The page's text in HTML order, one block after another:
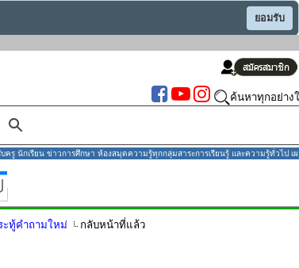
ยอมรับ
ค้นหาทุกอย่าง
รู นักเรียน ข่าวการศึกษา ห้องสมุดความรู้ทุกกลุ่มสาระการเรียนรู้ และความรู้ทั่วไป เ
ะทู้คำถามใหม่ กลับหน้าที่แล้ว